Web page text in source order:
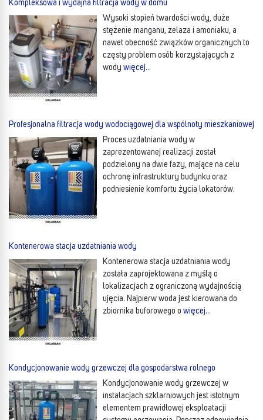
Kompleksowa i wydajna filtracja wody w domu
Wysoki stopień twardości wody, duże
stężenie manganu, żelaza i amoniaku, a
nawet obecność związków organicznych to
częsty problem osób korzystających z
wody więcej…
Profesjonalna filtracja wody wodociągowej dla wspólnoty mieszkaniowej
Proces uzdatniania wody w
zaprezentowanej realizacji został
podzielony na dwie fazy, mające na celu
ochronę infrastruktury budynku oraz
podniesienie komfortu życia lokatorów.
Kontenerowa stacja uzdatniania wody
Kontenerowa stacja uzdatniania wody
została zaprojektowana z myślą o
lokalizacjach z ograniczoną wydajnością
ujęcia. Najpierw woda jest kierowana do
zbiornika buforowego o więcej…
Kondycjonowanie wody grzewczej dla gospodarstwa rolnego
Kondycjonowanie wody grzewczej w
instalacjach szklarniowych jest istotnym
elementem prawidłowej eksploatacji